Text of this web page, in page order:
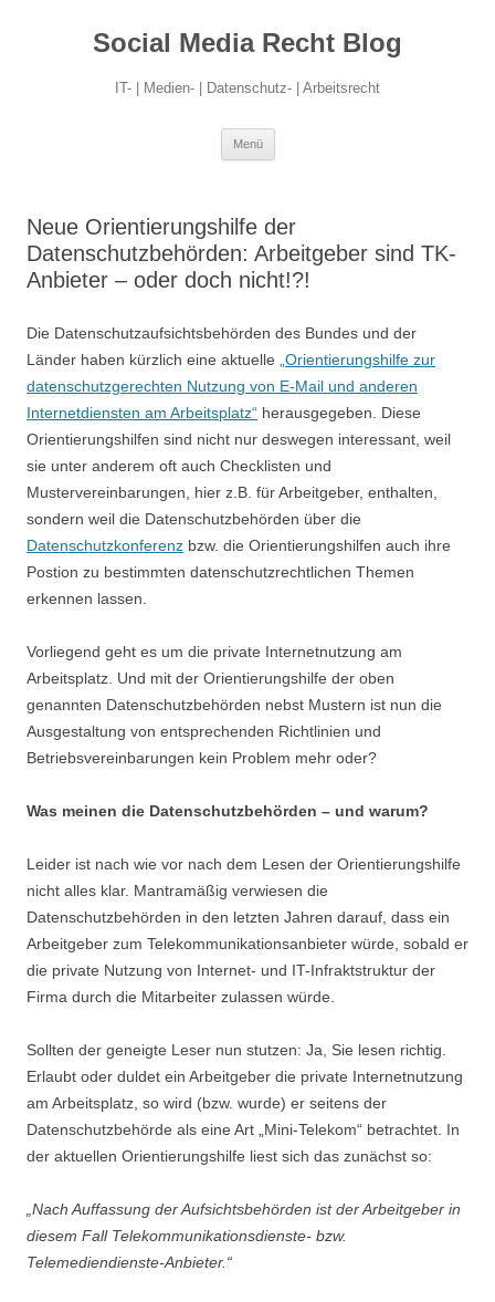
Social Media Recht Blog
IT- | Medien- | Datenschutz- | Arbeitsrecht
Menü
Neue Orientierungshilfe der
Datenschutzbehörden: Arbeitgeber sind TK-
Anbieter – oder doch nicht!?!
Die Datenschutzaufsichtsbehörden des Bundes und der
Länder haben kürzlich eine aktuelle
„Orientierungshilfe zur
datenschutzgerechten Nutzung von E-Mail und anderen
Internetdiensten am Arbeitsplatz“ herausgegeben. Diese
Orientierungshilfen sind nicht nur deswegen interessant, weil
sie unter anderem oft auch Checklisten und
Mustervereinbarungen, hier z.B. für Arbeitgeber, enthalten,
sondern weil die Datenschutzbehörden über die
Datenschutzkonferenz bzw. die Orientierungshilfen auch ihre
Postion zu bestimmten datenschutzrechtlichen Themen
erkennen lassen.
Vorliegend geht es um die private Internetnutzung am
Arbeitsplatz. Und mit der Orientierungshilfe der oben
genannten Datenschutzbehörden nebst Mustern ist nun die
Ausgestaltung von entsprechenden Richtlinien und
Betriebsvereinbarungen kein Problem mehr oder?
Was meinen die Datenschutzbehörden – und warum?
Leider ist nach wie vor nach dem Lesen der Orientierungshilfe
nicht alles klar. Mantramäßig verwiesen die
Datenschutzbehörden in den letzten Jahren darauf, dass ein
Arbeitgeber zum Telekommunikationsanbieter würde, sobald er
die private Nutzung von Internet- und IT-Infraktstruktur der
Firma durch die Mitarbeiter zulassen würde.
Sollten der geneigte Leser nun stutzen: Ja, Sie lesen richtig.
Erlaubt oder duldet ein Arbeitgeber die private Internetnutzung
am Arbeitsplatz, so wird (bzw. wurde) er seitens der
Datenschutzbehörde als eine Art „Mini-Telekom“ betrachtet. In
der aktuellen Orientierungshilfe liest sich das zunächst so:
„Nach Auffassung der Aufsichtsbehörden ist der Arbeitgeber in
diesem Fall Telekommunikationsdienste- bzw.
Telemediendienste-Anbieter.“